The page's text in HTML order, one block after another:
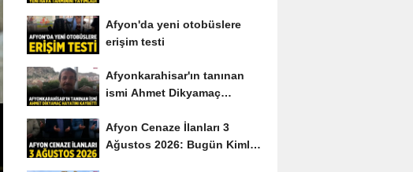
Afyon'da yeni otobüslere
erişim testi
Afyonkarahisar'ın tanınan
ismi Ahmet Dikyamaç
Afyon Cenaze İlanları 3
Ağustos 2026: Bugün Kimler